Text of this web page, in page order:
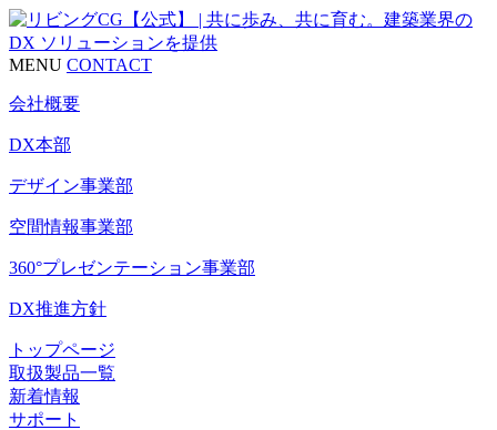
MENU CONTACT
会社概要
DX本部
デザイン事業部
空間情報事業部
360°プレゼンテーション事業部
DX推進方針
トップページ
取扱製品一覧
新着情報
サポート